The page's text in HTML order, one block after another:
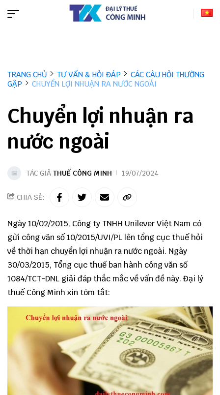
TRANG CHỦ TƯ VẤN & HỎI ĐÁP
CÁC CÂU HỎI THƯỜNG
GẶP
CHUYỂN LỢI NHUẬN RA NƯỚC NGOÀI
Chuyển lợi nhuận ra
nước ngoài
TÁC GIẢ THUẾ CÔNG MINH 19/07/2024
CHIA SẺ:
Ngày 10/02/2015, Công ty TNHH Unilever Việt Nam có
gửi công văn số 10/2015/UVI/PL lên tổng cục thuế hỏi
về thời hạn chuyển lợi nhuận ra nước ngoài. Ngày
30/03/2015, Tổng cục thuế ban hành công văn số
1084/TCT-DNL giải đáp thắc mắc về vấn đề này. Đại lý
thuế Công Minh xin tóm tắt: